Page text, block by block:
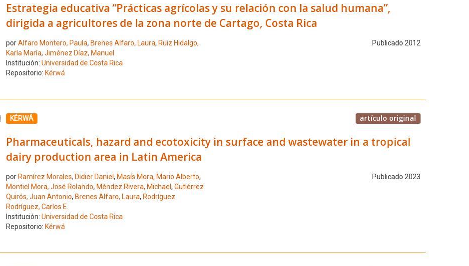
Estrategia educativa “Prácticas agrícolas y su relación con la salud humana”,
dirigida a agricultores de la zona norte de Cartago, Costa Rica
porAlfaro Montero, Paula, Brenes Alfaro, Laura, Ruiz Hidalgo,
Karla María, Jiménez Díaz, Manuel
Publicado 2012
Institución: Universidad de Costa Rica
Repositorio: Kérwá
Seleccione el número de resultado 8
KÉRWÁ artículo original
Pharmaceuticals, hazard and ecotoxicity in surface and wastewater in a tropical
dairy production area in Latin America
por Ramírez Morales, Didier Daniel , Masís Mora, Mario Alberto,
Montiel Mora, José Rolando, Méndez Rivera, Michael , Gutiérrez
Quirós, Juan Antonio, Brenes Alfaro, Laura, Rodríguez
Rodríguez, Carlos E.
Publicado 2023
Institución: Universidad de Costa Rica
Repositorio: Kérwá